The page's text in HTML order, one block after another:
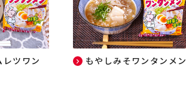
レツワン もやしみそワンタンメン